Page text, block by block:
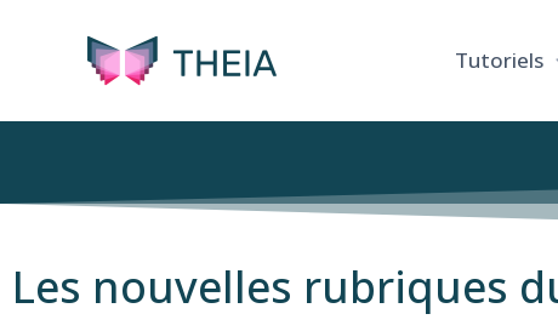
Tutoriels
Les nouvelles rubriques